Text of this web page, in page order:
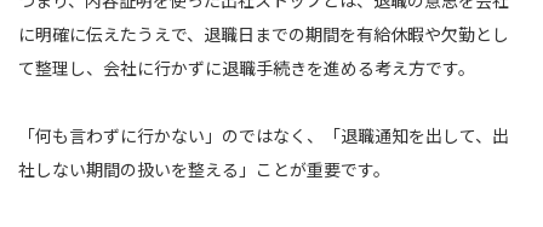
に明確に伝えたうえで、退職日までの期間を有給休暇や欠勤とし
て整理し、会社に行かずに退職手続きを進める考え方です。
「何も言わずに行かない」のではなく、「退職通知を出して、出
社しない期間の扱いを整える」ことが重要です。